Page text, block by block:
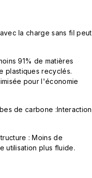
la charge sans fil peut
91% de matières
plastiques recyclés.
pour l'économie
de carbone
: Moins de
utilisation plus fluide.